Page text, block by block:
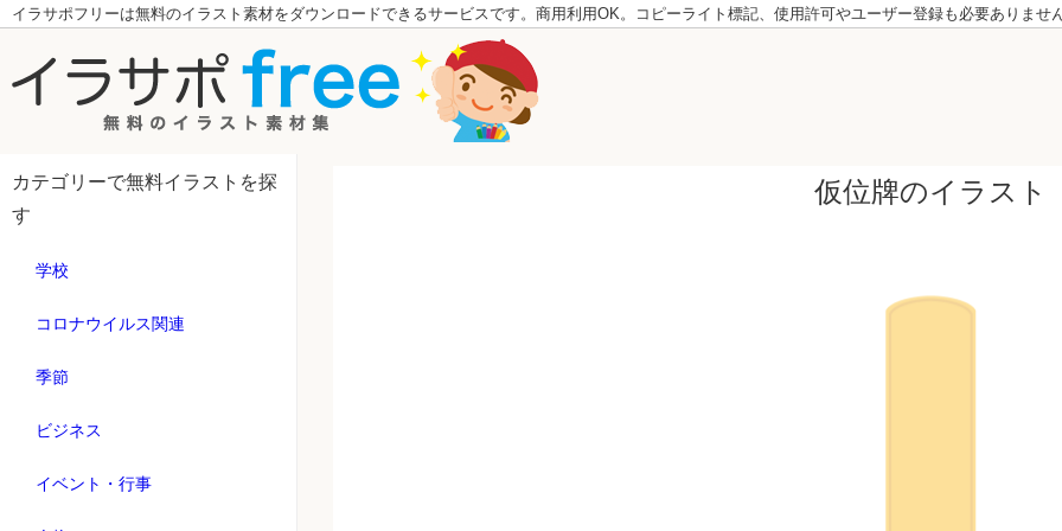
イラサポフリーは無料のイラスト素材をダウンロードできるサービスです。商用利用OK。コピーライト標記、使用許可やユーザー登録も必要ありませ
カテゴリーで無料イラストを探
す
学校
コロナウイルス関連
季節
ビジネス
イベント・行事
仮位牌のイラスト